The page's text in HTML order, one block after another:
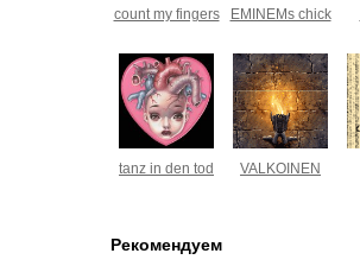
count my fingers EMINEMs chick
tanz in den tod VALKOINEN
Рекомендуем